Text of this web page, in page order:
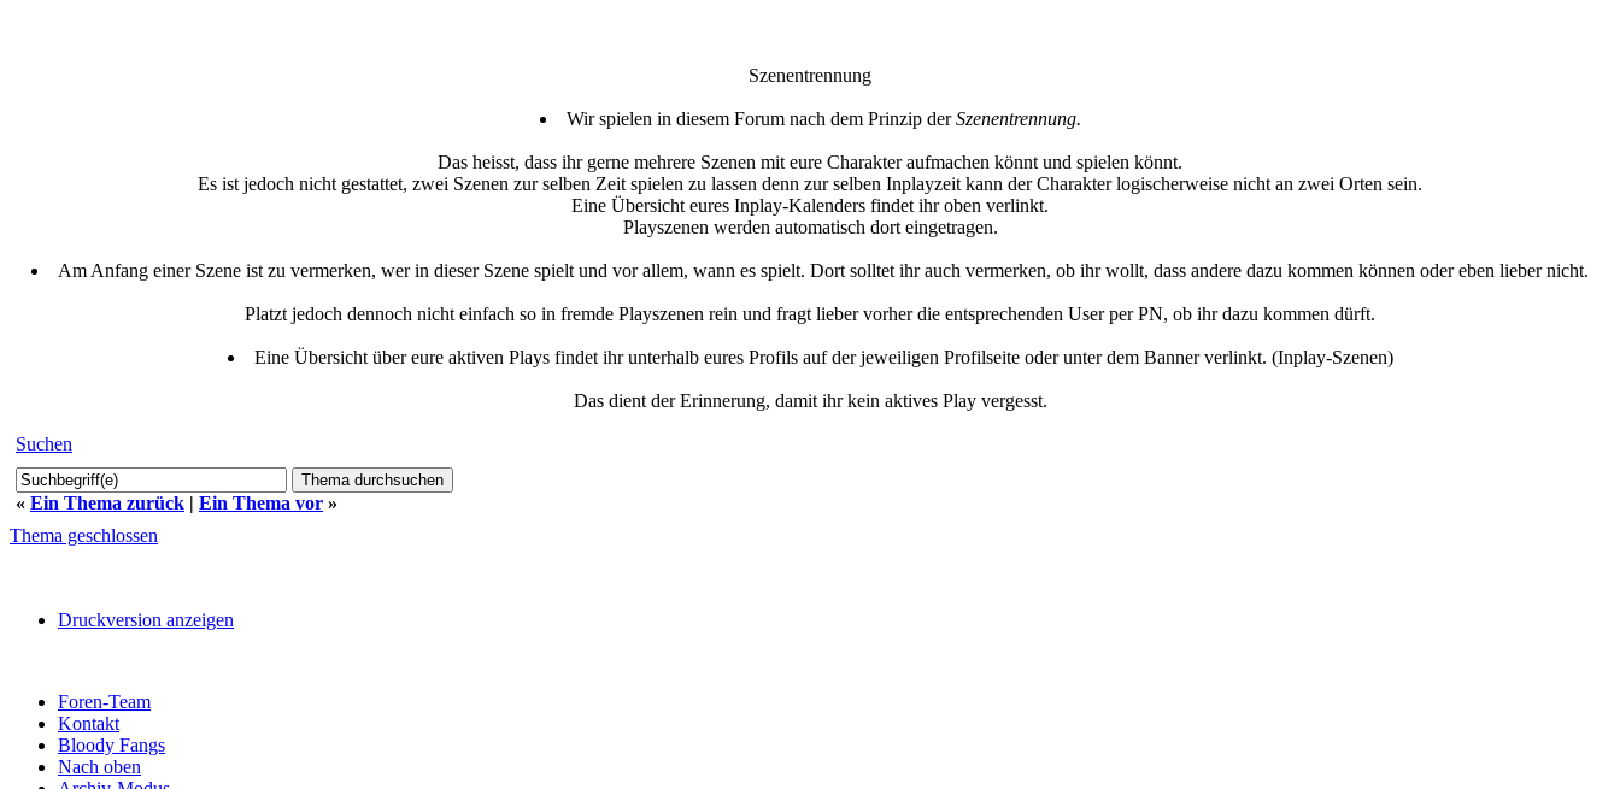
Szenentrennung
Wir spielen in diesem Forum nach dem Prinzip derSzenentrennung.
Das heisst, dass ihr gerne mehrere Szenen mit eure Charakter aufmachen könnt und spielen könnt.
Es ist jedoch nicht gestattet, zwei Szenen zur selben Zeit spielen zu lassen denn zur selben Inplayzeit kann der Charakter logischerweise nicht an zwei Orten sein.
Eine Übersicht eures Inplay-Kalenders findet ihr oben verlinkt.
Playszenen werden automatisch dort eingetragen.
Am Anfang einer Szene ist zu vermerken, wer in dieser Szene spielt und vor allem, wann es spielt. Dort solltet ihr auch vermerken, ob ihr wollt, dass andere dazu kommen können oder eben lieber nicht.
Platzt jedoch dennoch nicht einfach so in fremde Playszenen rein und fragt lieber vorher die entsprechenden User per PN, ob ihr dazu kommen dürft.
Eine Übersicht über eure aktiven Plays findet ihr unterhalb eures Profils auf der jeweiligen Profilseite oder unter dem Banner verlinkt. (Inplay-Szenen)
Das dient der Erinnerung, damit ihr kein aktives Play vergesst.
Suchen
« Ein Thema zurück | Ein Thema vor »
Thema geschlossen
Druckversion anzeigen
Foren-Team
Kontakt
Bloody Fangs
Nach oben